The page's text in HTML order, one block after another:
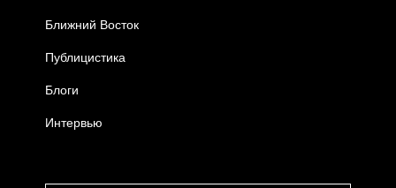
Ближний Восток
Публицистика
Блоги
Интервью